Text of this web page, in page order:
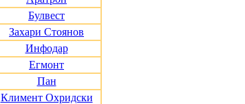
Булвест
Захари Стоянов
Инфодар
Егмонт
Пан
Климент Охридски